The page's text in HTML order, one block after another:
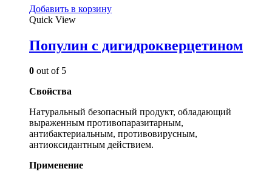
Добавить в корзину
Quick View
Популин с дигидрокверцетином
0 out of 5
Свойства
Натуральный безопасный продукт, обладающий
выраженным противопаразитарным,
антибактериальным, противовирусным,
антиоксидантным действием.
Применение